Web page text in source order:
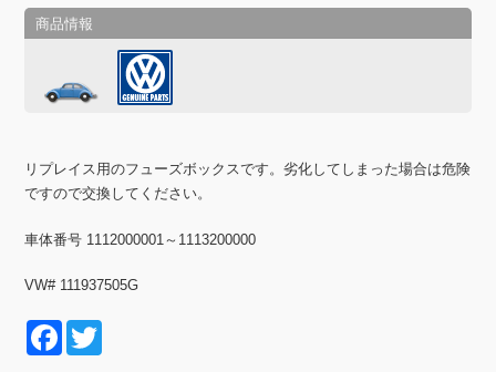
リプレイス用のフューズボックスです。劣化してしまった場合は危険
ですので交換してください。
車体番号 1112000001～1113200000
VW# 111937505G
F